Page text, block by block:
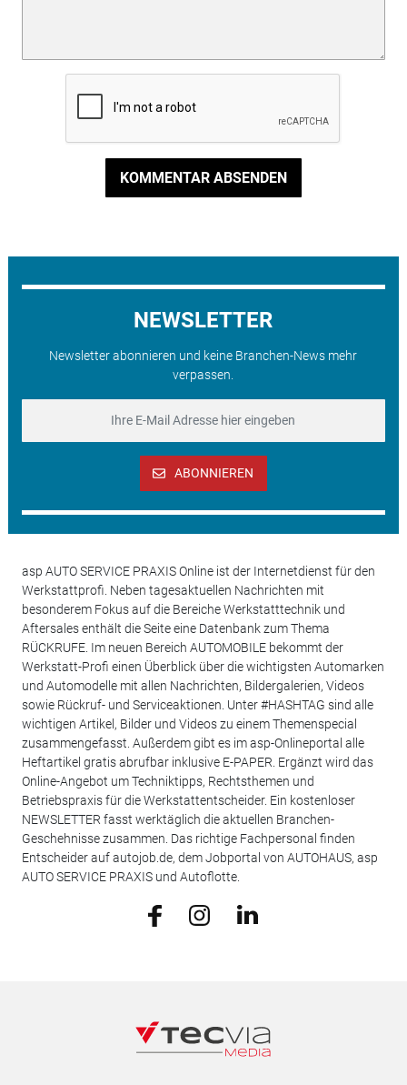
KOMMENTAR ABSENDEN
NEWSLETTER
Newsletter abonnieren und keine Branchen-News mehr
verpassen.
ABONNIEREN
asp AUTO SERVICE PRAXIS Online ist der Internetdienst für den
Werkstattprofi. Neben tagesaktuellen Nachrichten mit
besonderem Fokus auf die Bereiche Werkstatttechnik und
Aftersales enthält die Seite eine Datenbank zum Thema
RÜCKRUFE. Im neuen Bereich AUTOMOBILE bekommt der
Werkstatt-Profi einen Überblick über die wichtigsten Automarken
und Automodelle mit allen Nachrichten, Bildergalerien, Videos
sowie Rückruf- und Serviceaktionen. Unter #HASHTAG sind alle
wichtigen Artikel, Bilder und Videos zu einem Themenspecial
zusammengefasst. Außerdem gibt es im asp-Onlineportal alle
Heftartikel gratis abrufbar inklusive E-PAPER. Ergänzt wird das
Online-Angebot um Techniktipps, Rechtsthemen und
Betriebspraxis für die Werkstattentscheider. Ein kostenloser
NEWSLETTER fasst werktäglich die aktuellen Branchen-
Geschehnisse zusammen. Das richtige Fachpersonal finden
Entscheider auf autojob.de, dem Jobportal von AUTOHAUS, asp
AUTO SERVICE PRAXIS und Autoflotte.